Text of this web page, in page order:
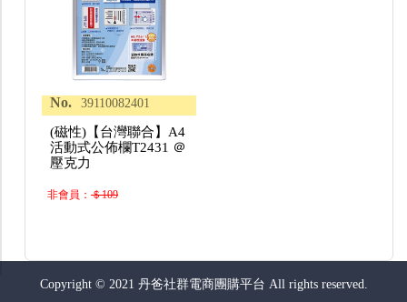
No. 39110082401
(磁性)【台灣聯合】A4
活動式公佈欄T2431 ＠
壓克力
非會員：＄109
Copyright © 2021 丹爸社群電商團購平台 All rights reserved.